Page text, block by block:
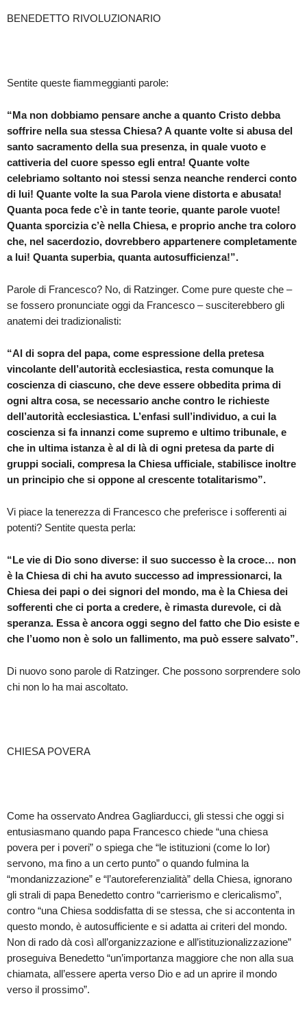
BENEDETTO RIVOLUZIONARIO
Sentite queste fiammeggianti parole:
“Ma non dobbiamo pensare anche a quanto Cristo debba
soffrire nella sua stessa Chiesa? A quante volte si abusa del
santo sacramento della sua presenza, in quale vuoto e
cattiveria del cuore spesso egli entra! Quante volte
celebriamo soltanto noi stessi senza neanche renderci conto
di lui! Quante volte la sua Parola viene distorta e abusata!
Quanta poca fede c’è in tante teorie, quante parole vuote!
Quanta sporcizia c’è nella Chiesa, e proprio anche tra coloro
che, nel sacerdozio, dovrebbero appartenere completamente
a lui! Quanta superbia, quanta autosufficienza!”.
Parole di Francesco? No, di Ratzinger. Come pure queste che –
se fossero pronunciate oggi da Francesco – susciterebbero gli
anatemi dei tradizionalisti:
“Al di sopra del papa, come espressione della pretesa
vincolante dell’autorità ecclesiastica, resta comunque la
coscienza di ciascuno, che deve essere obbedita prima di
ogni altra cosa, se necessario anche contro le richieste
dell’autorità ecclesiastica. L’enfasi sull’individuo, a cui la
coscienza si fa innanzi come supremo e ultimo tribunale, e
che in ultima istanza è al di là di ogni pretesa da parte di
gruppi sociali, compresa la Chiesa ufficiale, stabilisce inoltre
un principio che si oppone al crescente totalitarismo”.
Vi piace la tenerezza di Francesco che preferisce i sofferenti ai
potenti? Sentite questa perla:
“Le vie di Dio sono diverse: il suo successo è la croce… non
è la Chiesa di chi ha avuto successo ad impressionarci, la
Chiesa dei papi o dei signori del mondo, ma è la Chiesa dei
sofferenti che ci porta a credere, è rimasta durevole, ci dà
speranza. Essa è ancora oggi segno del fatto che Dio esiste e
che l’uomo non è solo un fallimento, ma può essere salvato”.
Di nuovo sono parole di Ratzinger. Che possono sorprendere solo
chi non lo ha mai ascoltato.
CHIESA POVERA
Come ha osservato Andrea Gagliarducci, gli stessi che oggi si
entusiasmano quando papa Francesco chiede “una chiesa
povera per i poveri” o spiega che “le istituzioni (come lo Ior)
servono, ma fino a un certo punto” o quando fulmina la
“mondanizzazione” e “l’autoreferenzialità” della Chiesa, ignorano
gli strali di papa Benedetto contro “carrierismo e clericalismo”,
contro “una Chiesa soddisfatta di se stessa, che si accontenta in
questo mondo, è autosufficiente e si adatta ai criteri del mondo.
Non di rado dà così all’organizzazione e all’istituzionalizzazione”
proseguiva Benedetto “un’importanza maggiore che non alla sua
chiamata, all’essere aperta verso Dio e ad un aprire il mondo
verso il prossimo”.